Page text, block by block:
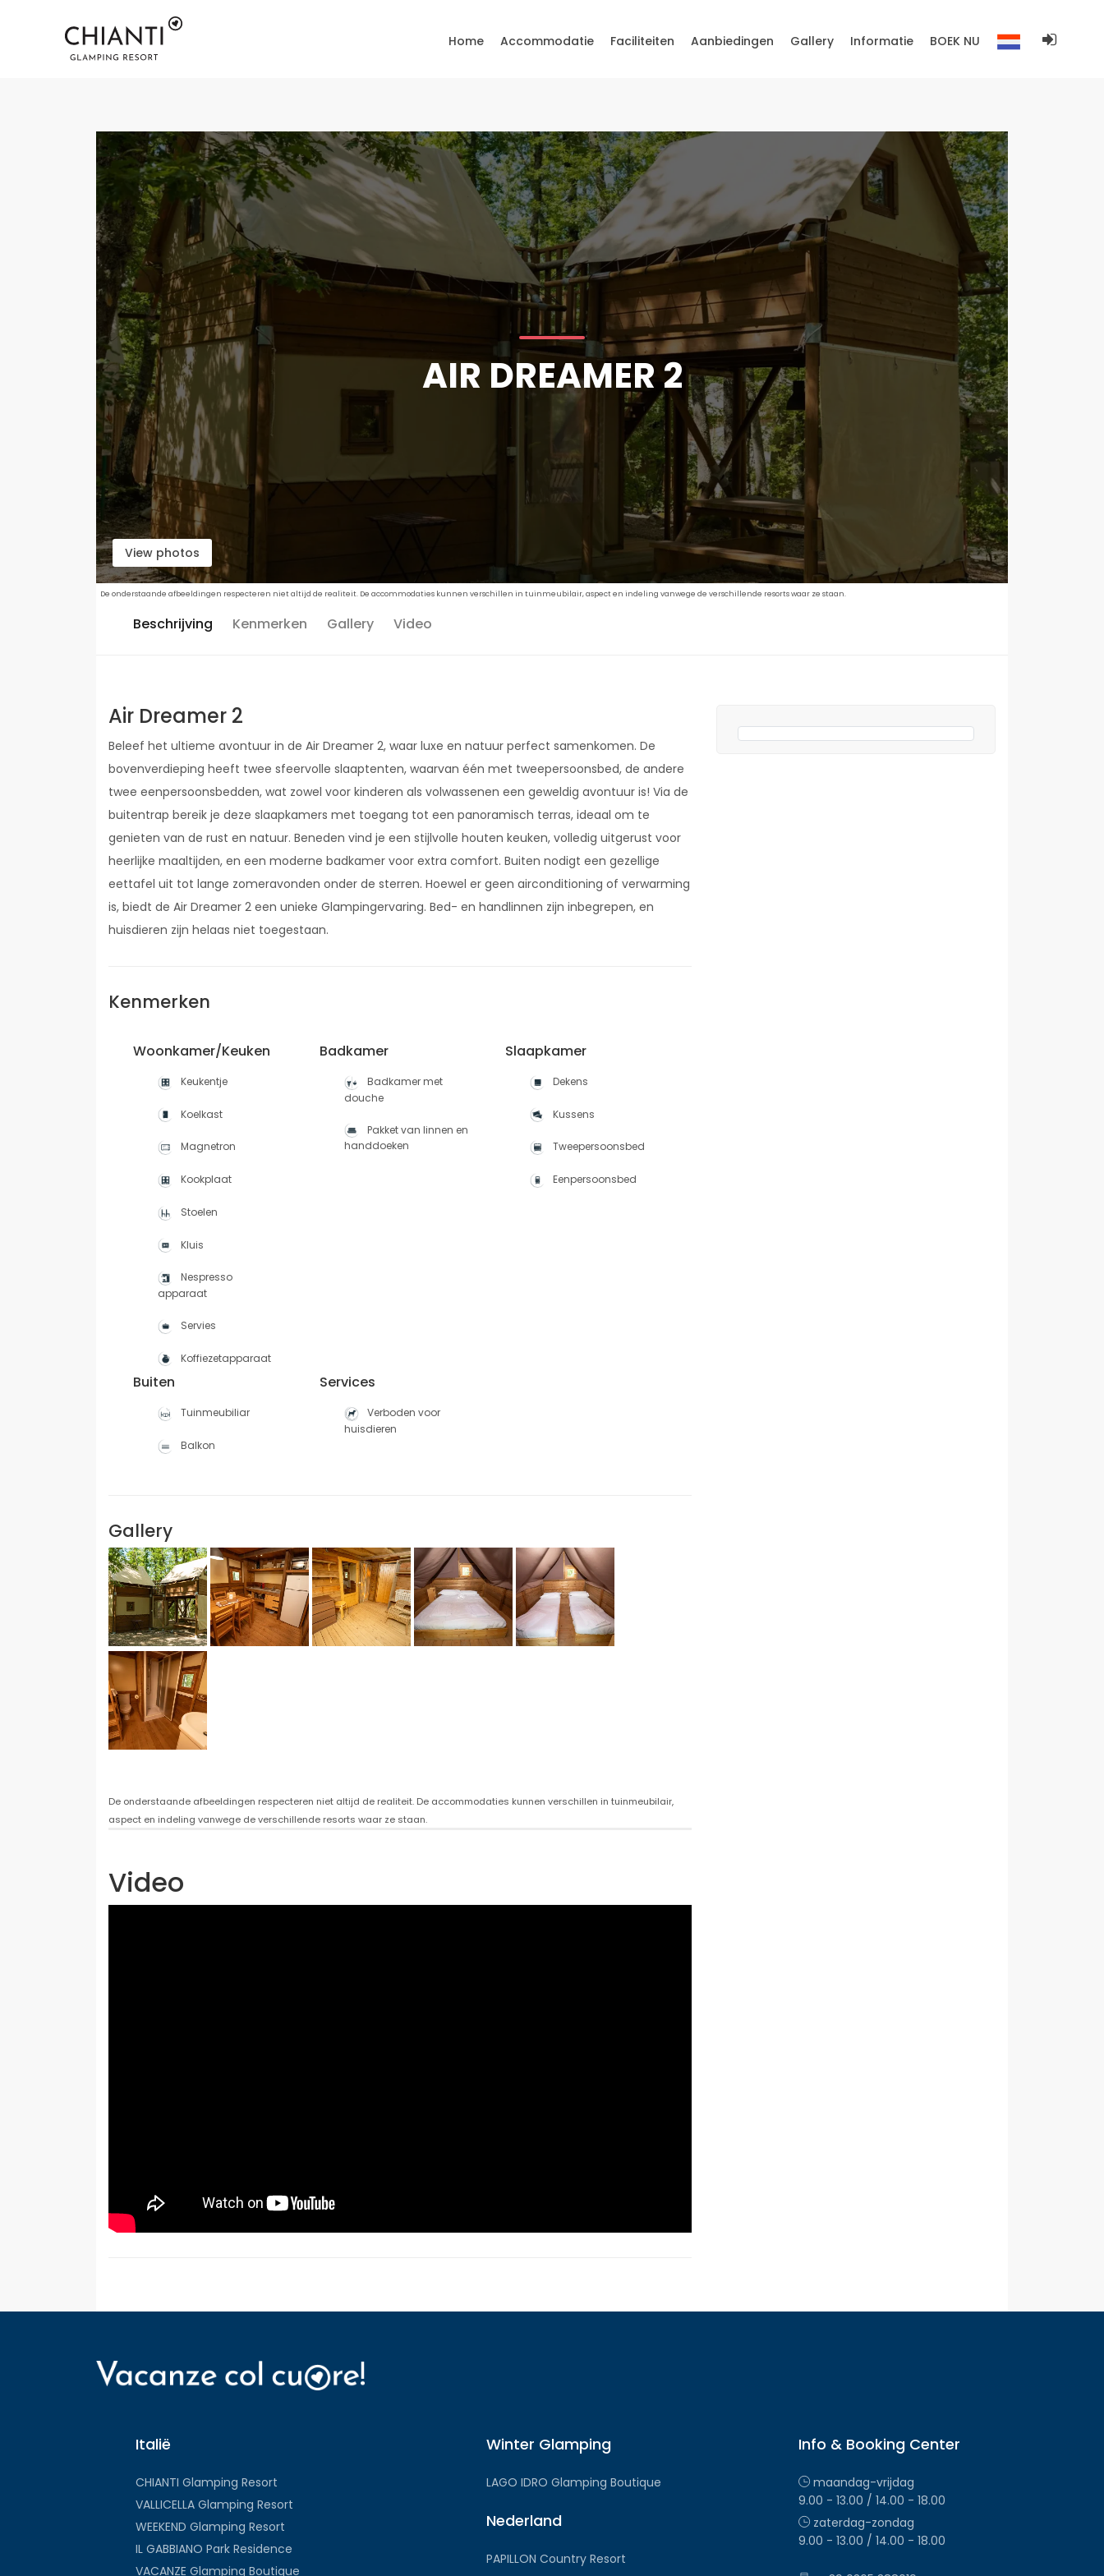
AIR DREAMER 2
View photos
De onderstaande afbeeldingen respecteren niet altijd de realiteit. De accommodaties kunnen verschillen in tuinmeubilair, aspect en indeling vanwege de verschillende resorts waar ze staan.
Beschrijving Kenmerken Gallery Video
Air Dreamer 2
Beleef het ultieme avontuur in de Air Dreamer 2, waar luxe en natuur perfect samenkomen. De
bovenverdieping heeft twee sfeervolle slaaptenten, waarvan één met tweepersoonsbed, de andere
twee eenpersoonsbedden, wat zowel voor kinderen als volwassenen een geweldig avontuur is! Via de
buitentrap bereik je deze slaapkamers met toegang tot een panoramisch terras, ideaal om te
genieten van de rust en natuur. Beneden vind je een stijlvolle houten keuken, volledig uitgerust voor
heerlijke maaltijden, en een moderne badkamer voor extra comfort. Buiten nodigt een gezellige
eettafel uit tot lange zomeravonden onder de sterren. Hoewel er geen airconditioning of verwarming
is, biedt de Air Dreamer 2 een unieke Glampingervaring. Bed- en handlinnen zijn inbegrepen, en
huisdieren zijn helaas niet toegestaan.
Kenmerken
Woonkamer/Keuken
Keukentje
Koelkast
Magnetron
Kookplaat
Stoelen
Kluis
Nespresso
apparaat
Servies
Koffiezetapparaat
Badkamer
Badkamer met
douche
Pakket van linnen en
handdoeken
Slaapkamer
Dekens
Kussens
Tweepersoonsbed
Eenpersoonsbed
Buiten
Tuinmeubiliar
Balkon
Services
Verboden voor
huisdieren
Gallery
De onderstaande afbeeldingen respecteren niet altijd de realiteit. De accommodaties kunnen verschillen in tuinmeubilair,
aspect en indeling vanwege de verschillende resorts waar ze staan.
Video
Italië
CHIANTI Glamping Resort
VALLICELLA Glamping Resort
WEEKEND Glamping Resort
IL GABBIANO Park Residence
VACANZE Glamping Boutique
Winter Glamping
LAGO IDRO Glamping Boutique
Nederland
PAPILLON Country Resort
Info & Booking Center
maandag-vrijdag
9.00 - 13.00 / 14.00 - 18.00
zaterdag-zondag
9.00 - 13.00 / 14.00 - 18.00
Home Accommodatie Faciliteiten Aanbiedingen Gallery Informatie BOEK NU